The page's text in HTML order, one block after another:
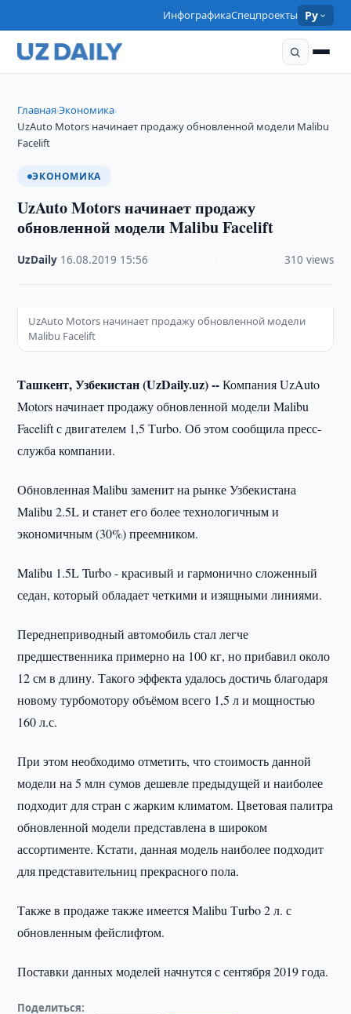
ИнфографикаСпецпроекты Ру
Главная›Экономика›
UzAuto Motors начинает продажу обновленной модели Malibu
Facelift
ЭКОНОМИКА
UzAuto Motors начинает продажу
обновленной модели Malibu Facelift
UzDaily 16.08.2019 15:56 310 views
UzAuto Motors начинает продажу обновленной модели
Malibu Facelift
Ташкент, Узбекистан (UzDaily.uz) --Компания UzAuto
Motors начинает продажу обновленной модели Malibu
Facelift с двигателем 1,5 Тurbo. Об этом сообщила пресс-
служба компании.
Обновленная Malibu заменит на рынке Узбекистана
Malibu 2.5L и станет его более технологичным и
экономичным (30%) преемником.
Malibu 1.5L Turbo - красивый и гармонично сложенный
седан, который обладает четкими и изящными линиями.
Переднеприводный автомобиль стал легче
предшественника примерно на 100 кг, но прибавил около
12 см в длину. Такого эффекта удалось достичь благодаря
новому турбомотору объёмом всего 1,5 л и мощностью
160 л.с.
При этом необходимо отметить, что стоимость данной
модели на 5 млн сумов дешевле предыдущей и наиболее
подходит для стран с жарким климатом. Цветовая палитра
обновленной модели представлена в широком
ассортименте. Кстати, данная модель наиболее подходит
для представительниц прекрасного пола.
Также в продаже также имеется Malibu Тurbo 2 л. с
обновленным фейслифтом.
Поставки данных моделей начнутся с сентября 2019 года.
Поделиться: